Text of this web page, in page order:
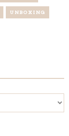
UNBOXING